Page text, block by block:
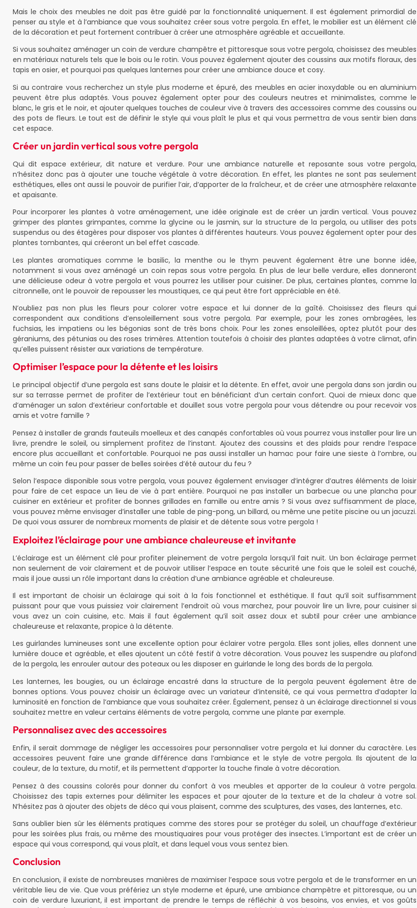
Mais le choix des meubles ne doit pas être guidé par la fonctionnalité uniquement. Il est également primordial de
penser au style et à l’ambiance que vous souhaitez créer sous votre pergola. En effet, le mobilier est un élément clé
de la décoration et peut fortement contribuer à créer une atmosphère agréable et accueillante.
Si vous souhaitez aménager un coin de verdure champêtre et pittoresque sous votre pergola, choisissez des meubles
en matériaux naturels tels que le bois ou le rotin. Vous pouvez également ajouter des coussins aux motifs floraux, des
tapis en osier, et pourquoi pas quelques lanternes pour créer une ambiance douce et cosy.
Si au contraire vous recherchez un style plus moderne et épuré, des meubles en acier inoxydable ou en aluminium
peuvent être plus adaptés. Vous pouvez également opter pour des couleurs neutres et minimalistes, comme le
blanc, le gris et le noir, et ajouter quelques touches de couleur vive à travers des accessoires comme des coussins ou
des pots de fleurs. Le tout est de définir le style qui vous plaît le plus et qui vous permettra de vous sentir bien dans
cet espace.
Créer un jardin vertical sous votre pergola
Qui dit espace extérieur, dit nature et verdure. Pour une ambiance naturelle et reposante sous votre pergola,
n’hésitez donc pas à ajouter une touche végétale à votre décoration. En effet, les plantes ne sont pas seulement
esthétiques, elles ont aussi le pouvoir de purifier l’air, d’apporter de la fraîcheur, et de créer une atmosphère relaxante
et apaisante.
Pour incorporer les plantes à votre aménagement, une idée originale est de créer un jardin vertical. Vous pouvez
grimper des plantes grimpantes, comme la glycine ou le jasmin, sur la structure de la pergola, ou utiliser des pots
suspendus ou des étagères pour disposer vos plantes à différentes hauteurs. Vous pouvez également opter pour des
plantes tombantes, qui créeront un bel effet cascade.
Les plantes aromatiques comme le basilic, la menthe ou le thym peuvent également être une bonne idée,
notamment si vous avez aménagé un coin repas sous votre pergola. En plus de leur belle verdure, elles donneront
une délicieuse odeur à votre pergola et vous pourrez les utiliser pour cuisiner. De plus, certaines plantes, comme la
citronnelle, ont le pouvoir de repousser les moustiques, ce qui peut être fort appréciable en été.
N’oubliez pas non plus les fleurs pour colorer votre espace et lui donner de la gaîté. Choisissez des fleurs qui
correspondent aux conditions d’ensoleillement sous votre pergola. Par exemple, pour les zones ombragées, les
fuchsias, les impatiens ou les bégonias sont de très bons choix. Pour les zones ensoleillées, optez plutôt pour des
géraniums, des pétunias ou des roses trimères. Attention toutefois à choisir des plantes adaptées à votre climat, afin
qu’elles puissent résister aux variations de température.
Optimiser l’espace pour la détente et les loisirs
Le principal objectif d’une pergola est sans doute le plaisir et la détente. En effet, avoir une pergola dans son jardin ou
sur sa terrasse permet de profiter de l’extérieur tout en bénéficiant d’un certain confort. Quoi de mieux donc que
d’aménager un salon d’extérieur confortable et douillet sous votre pergola pour vous détendre ou pour recevoir vos
amis et votre famille ?
Pensez à installer de grands fauteuils moelleux et des canapés confortables où vous pourrez vous installer pour lire un
livre, prendre le soleil, ou simplement profitez de l’instant. Ajoutez des coussins et des plaids pour rendre l’espace
encore plus accueillant et confortable. Pourquoi ne pas aussi installer un hamac pour faire une sieste à l’ombre, ou
même un coin feu pour passer de belles soirées d’été autour du feu ?
Selon l’espace disponible sous votre pergola, vous pouvez également envisager d’intégrer d’autres éléments de loisir
pour faire de cet espace un lieu de vie à part entière. Pourquoi ne pas installer un barbecue ou une plancha pour
cuisiner en extérieur et profiter de bonnes grillades en famille ou entre amis ? Si vous avez suffisamment de place,
vous pouvez même envisager d’installer une table de ping-pong, un billard, ou même une petite piscine ou un jacuzzi.
De quoi vous assurer de nombreux moments de plaisir et de détente sous votre pergola !
Exploitez l’éclairage pour une ambiance chaleureuse et invitante
L’éclairage est un élément clé pour profiter pleinement de votre pergola lorsqu’il fait nuit. Un bon éclairage permet
non seulement de voir clairement et de pouvoir utiliser l’espace en toute sécurité une fois que le soleil est couché,
mais il joue aussi un rôle important dans la création d’une ambiance agréable et chaleureuse.
Il est important de choisir un éclairage qui soit à la fois fonctionnel et esthétique. Il faut qu’il soit suffisamment
puissant pour que vous puissiez voir clairement l’endroit où vous marchez, pour pouvoir lire un livre, pour cuisiner si
vous avez un coin cuisine, etc. Mais il faut également qu’il soit assez doux et subtil pour créer une ambiance
chaleureuse et relaxante, propice à la détente.
Les guirlandes lumineuses sont une excellente option pour éclairer votre pergola. Elles sont jolies, elles donnent une
lumière douce et agréable, et elles ajoutent un côté festif à votre décoration. Vous pouvez les suspendre au plafond
de la pergola, les enrouler autour des poteaux ou les disposer en guirlande le long des bords de la pergola.
Les lanternes, les bougies, ou un éclairage encastré dans la structure de la pergola peuvent également être de
bonnes options. Vous pouvez choisir un éclairage avec un variateur d’intensité, ce qui vous permettra d’adapter la
luminosité en fonction de l’ambiance que vous souhaitez créer. Également, pensez à un éclairage directionnel si vous
souhaitez mettre en valeur certains éléments de votre pergola, comme une plante par exemple.
Personnalisez avec des accessoires
Enfin, il serait dommage de négliger les accessoires pour personnaliser votre pergola et lui donner du caractère. Les
accessoires peuvent faire une grande différence dans l’ambiance et le style de votre pergola. Ils ajoutent de la
couleur, de la texture, du motif, et ils permettent d’apporter la touche finale à votre décoration.
Pensez à des coussins colorés pour donner du confort à vos meubles et apporter de la couleur à votre pergola.
Choisissez des tapis externes pour délimiter les espaces et pour ajouter de la texture et de la chaleur à votre sol.
N’hésitez pas à ajouter des objets de déco qui vous plaisent, comme des sculptures, des vases, des lanternes, etc.
Sans oublier bien sûr les éléments pratiques comme des stores pour se protéger du soleil, un chauffage d’extérieur
pour les soirées plus frais, ou même des moustiquaires pour vous protéger des insectes. L’important est de créer un
espace qui vous correspond, qui vous plaît, et dans lequel vous vous sentez bien.
Conclusion
En conclusion, il existe de nombreuses manières de maximiser l’espace sous votre pergola et de le transformer en un
véritable lieu de vie. Que vous préfériez un style moderne et épuré, une ambiance champêtre et pittoresque, ou un
coin de verdure luxuriant, il est important de prendre le temps de réfléchir à vos besoins, vos envies, et vos goûts